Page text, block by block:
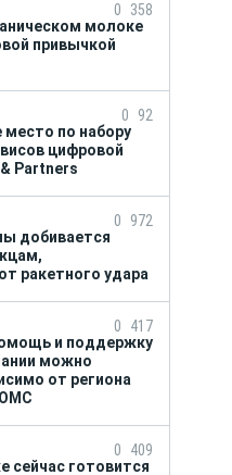
Как Воронеж уже
к отопительному
0
358
молоке
привычкой
0
92
место по набору
цифровой
Partners
0
972
добивается
ракетного удара
0
417
и поддержку
можно
от региона
ОМС
0
409
сейчас готовится